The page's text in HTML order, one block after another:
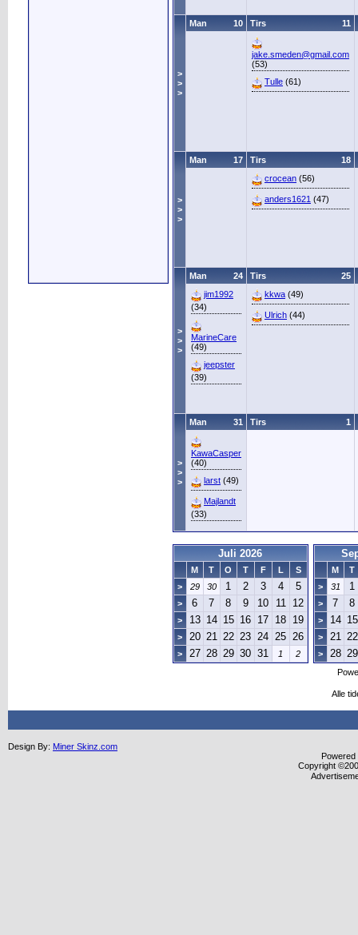
>
>
>
10
Man 11
Tirs
jake.smeden@gmail.com
(53)
Tulle (61)
>
>
>
17
Man 18
Tirs
crocean (56)
anders1621 (47)
>
>
>
24
Man
jim1992
(34)
MarineCare
(49)
jeepster
(39)
25
Tirs
kkwa (49)
Ulrich (44)
>
>
>
31
Man
KawaCasper
(40)
larst (49)
Majlandt
(33)
1
Tirs
Juli 2026
M T O T F L
S
>
29 30 1 2 3 4 5
> 6 7 8 9 10 11 12
> 13 14 15 16 17 18 19
> 20 21 22 23 24 25 26
> 27 28 29 30 31 1 2
M
T
>
31 1
> 7 8
> 14 15
> 21 22
> 28 29
Alle
Design By: Miner Skinz.com
Copyright